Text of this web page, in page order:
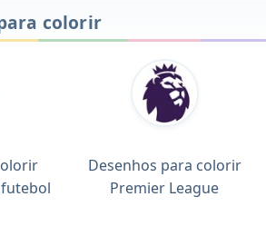
colorir
Desenhos para colorir
Premier League